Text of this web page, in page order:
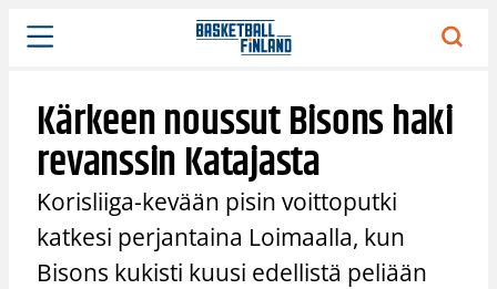
Siirry
sisältöön
Kärkeen noussut Bisons haki
revanssin Katajasta
Korisliiga-kevään pisin voittoputki
katkesi perjantaina Loimaalla, kun
Bisons kukisti kuusi edellistä peliään